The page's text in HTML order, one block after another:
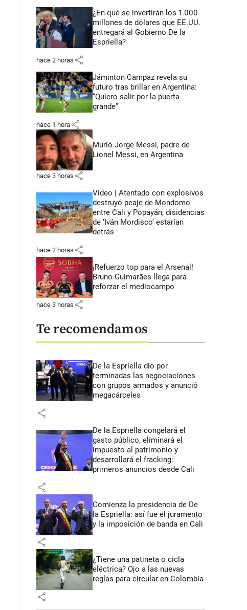
¿En qué se invertirán los 1.000
millones de dólares que EE.UU.
entregará al Gobierno De la
Espriella?
hace 2 horas share
Jáminton Campaz revela su
futuro tras brillar en Argentina:
“Quiero salir por la puerta
grande”
hace 1 hora share
Murió Jorge Messi, padre de
Lionel Messi, en Argentina
hace 3 horas share
Video | Atentado con explosivos
destruyó peaje de Mondomo
entre Cali y Popayán; disidencias
de ‘Iván Mordisco’ estarían
detrás
hace 2 horas share
¡Refuerzo top para el Arsenal!
Bruno Guimarães llega para
reforzar el mediocampo
hace 3 horas share
Te recomendamos
De la Espriella dio por
terminadas las negociaciones
con grupos armados y anunció
megacárceles
share
De la Espriella congelará el
gasto público, eliminará el
impuesto al patrimonio y
desarrollará el fracking:
primeros anuncios desde Cali
share
Comienza la presidencia de De
la Espriella: así fue el juramento
y la imposición de banda en Cali
share
¿Tiene una patineta o cicla
eléctrica? Ojo a las nuevas
reglas para circular en Colombia
share